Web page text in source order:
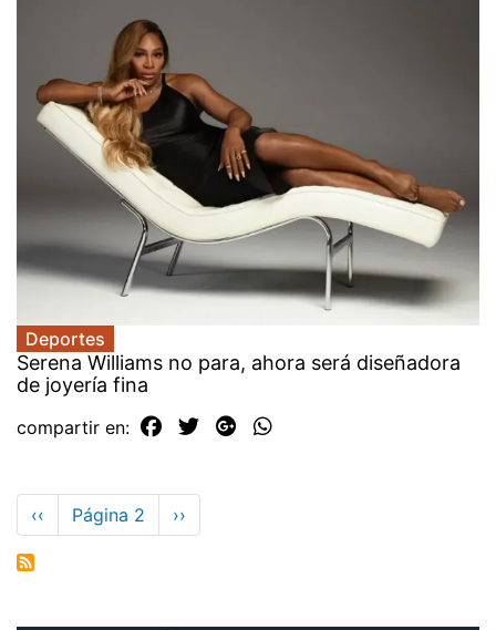
Deportes
Serena Williams no para, ahora será diseñadora
de joyería fina
compartir en:
Paginación
Página
anterior
‹‹ Página 2
Siguiente
página
››